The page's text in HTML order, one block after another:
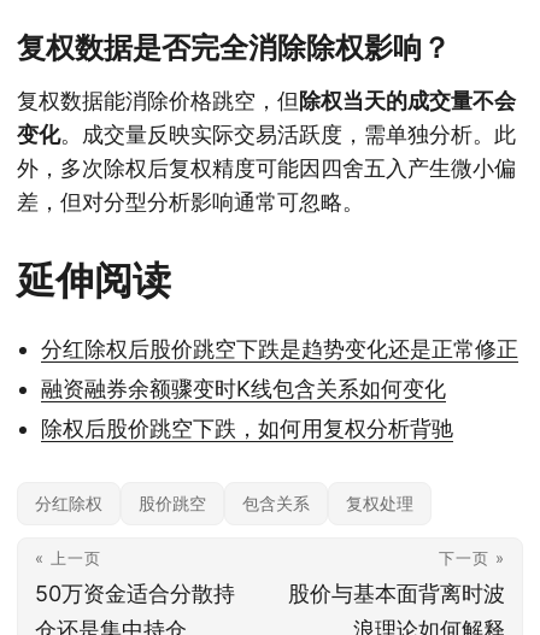
复权数据是否完全消除除权影响？
复权数据能消除价格跳空，但除权当天的成交量不会
变化。成交量反映实际交易活跃度，需单独分析。此
外，多次除权后复权精度可能因四舍五入产生微小偏
差，但对分型分析影响通常可忽略。
延伸阅读
分红除权后股价跳空下跌是趋势变化还是正常修正
融资融券余额骤变时K线包含关系如何变化
除权后股价跳空下跌，如何用复权分析背驰
分红除权 股价跳空 包含关系 复权处理
« 上一页
50万资金适合分散持
仓还是集中持仓
下一页 »
股价与基本面背离时波
浪理论如何解释